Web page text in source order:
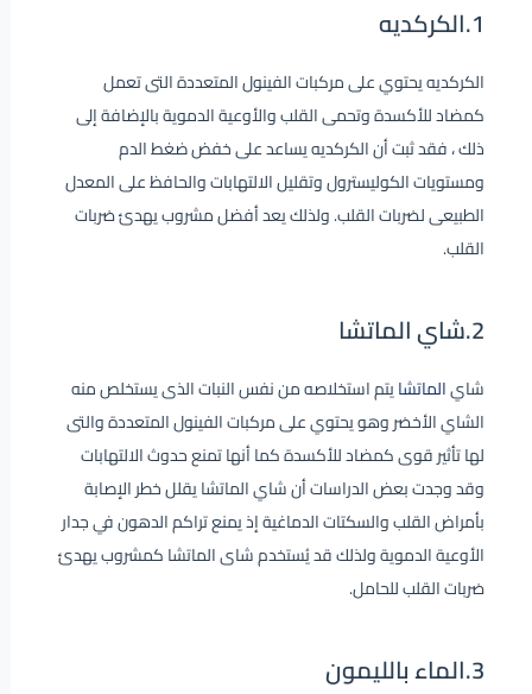
1.الكركديه
الكركديه يحتوي على مركبات الفينول المتعددة التى تعمل
كمضاد للأكسدة وتحمى القلب والأوعية الدموية بالإضافة إلى
ذلك ، فقد ثبت أن الكركديه يساعد على خفض ضغط الدم
ومستويات الكوليسترول وتقليل الالتهابات والحافظ على المعدل
الطبيعى لضربات القلب. ولذلك يعد أفضل مشروب يهدئ ضربات
القلب.
2.شاي الماتشا
شايالماتشايتم استخلاصه من نفس النبات الذى يستخلص منه
الشاي الأخضر وهو يحتوي على مركبات الفينول المتعددة والتى
لها تأثير قوى كمضاد للأكسدة كما أنها تمنع حدوث الالتهابات
وقد وجدت بعض الدراسات أن شاي الماتشا يقلل خطر الإصابة
بأمراض القلب والسكتات الدماغية إذ يمنع تراكم الدهون في جدار
الأوعية الدموية ولذلك قد يُستخدم شاى الماتشا كمشروب يهدئ
ضربات القلب للحامل.
3.الماء بالليمون